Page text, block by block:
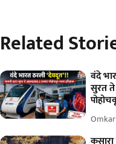
Related
वंदे
सुरत ते